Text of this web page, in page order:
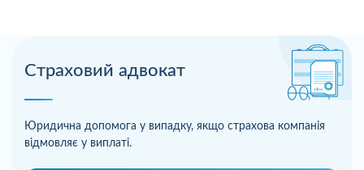
Страховий адвокат
Юридична допомога у випадку, якщо страхова компанія
відмовляє у виплаті.